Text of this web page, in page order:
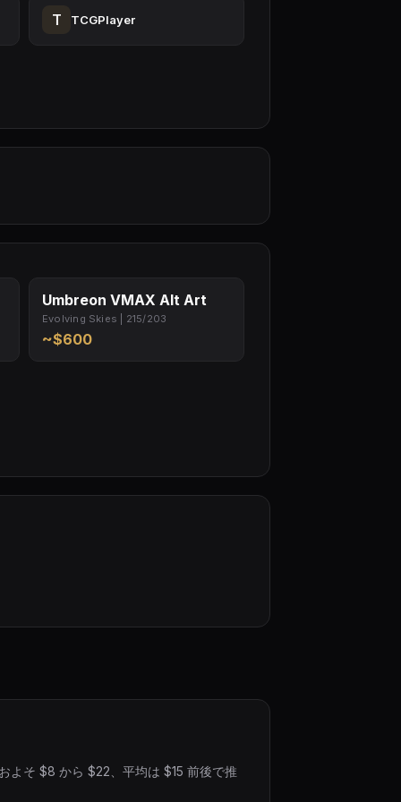
T TCGPlayer
Umbreon VMAX Alt Art
Evolving Skies | 215/203
~$600
よそ $8 から $22、平均は $15 前後で推